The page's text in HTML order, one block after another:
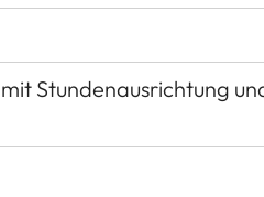
Stundenausrichtung